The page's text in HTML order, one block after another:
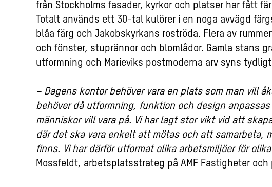
från Stockholms fasader, kyrkor och platser har fått
Totalt används ett 30-tal kulörer i en noga avvägd
blåa färg och Jakobskyrkans roströda. Flera av
och fönster, stuprännor och blomlådor. Gamla stans
utformning och Marieviks postmoderna arv syns
– Dagens kontor behöver vara en plats som man vill
behöver då utformning, funktion och design
människor vill vara på. Vi har lagt stor vikt vid att
där det ska vara enkelt att mötas och att samarbeta,
finns. Vi har därför utformat olika arbetsmiljöer för
Mossfeldt, arbetsplatsstrateg på AMF Fastigheter